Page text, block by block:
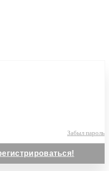
Забыл пароль